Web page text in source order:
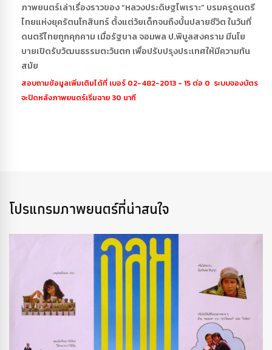
ภาพยนตร์เล่าเรื่องราวของ “หลวงประดิษฐไพเราะ” บรมครูดนตรี
ไทยแห่งยุครัตนโกสินทร์ ตั้งแต่วัยเด็กจนถึงบั้นปลายชีวิต ในวันที่
ดนตรีไทยถูกคุกคาม เมื่อรัฐบาล จอมพล ป.พิบูลสงคราม มีนโย
บายเปิดรับวัฒนธรรมตะวันตก เพื่อปรับปรุงประเทศให้มีความทัน
สมัย
สอบถามข้อมูลเพิ่มเติมได้ที่ เบอร์ 02-482-2013 - 15 ต่อ 0 ระบบจองบัตร
จะปิดหลังภาพยนตร์เริ่มฉาย 30 นาที
โปรแกรมภาพยนตร์ที่น่าสนใจ